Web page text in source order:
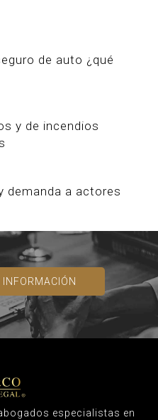
de auto ¿qué
y de incendios
demanda a actores
especialistas en